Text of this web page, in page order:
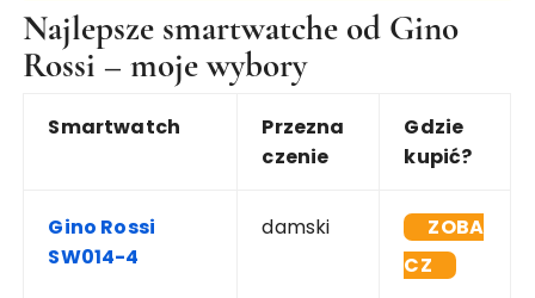
Najlepsze smartwatche od Gino
Rossi – moje wybory
Smartwatch
Przezna
czenie
Gdzie
kupić?
Gino Rossi
SW014-4
damski
ZOBA
CZ